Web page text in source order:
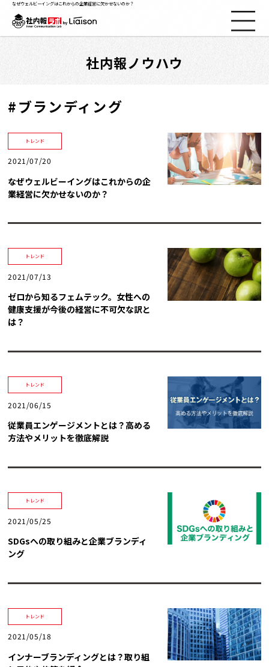
社内報ノウハウ
セミナー情報
Web社内報
トレンド用語集
社長ブログ
なぜウェルビーイングはこれからの企業経営に欠かせないのか？
社内報ノウハウ
#ブランディング
トレンド
2021/07/20
なぜウェルビーイングはこれからの企
業経営に欠かせないのか？
トレンド
2021/07/13
ゼロから知るフェムテック。女性への
健康支援が今後の経営に不可欠な訳と
は？
トレンド
2021/06/15
従業員エンゲージメントとは？高める
方法やメリットを徹底解説
トレンド
2021/05/25
SDGsへの取り組みと企業ブランディ
ング
トレンド
2021/05/18
インナーブランディングとは？取り組